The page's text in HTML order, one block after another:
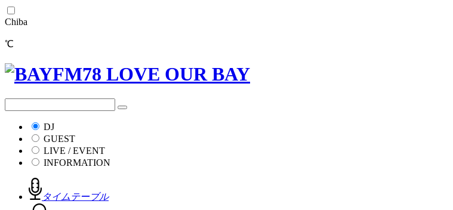
Chiba
℃
DJ
GUEST
LIVE / EVENT
INFORMATION
タイムテーブル